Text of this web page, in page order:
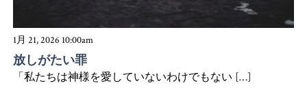
1月 21, 2026 10:00am
放しがたい罪
「私たちは神様を愛していないわけでもない […]